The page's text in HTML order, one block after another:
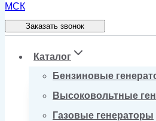
Заказать звонок
Каталог
Бензиновые
Высоковольтные
Газовые генераторы